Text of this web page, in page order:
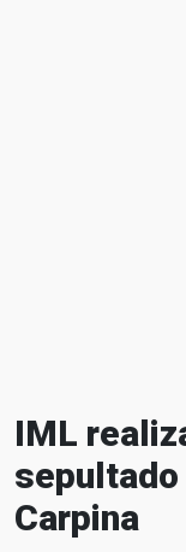
IML
sepultado
Carpina